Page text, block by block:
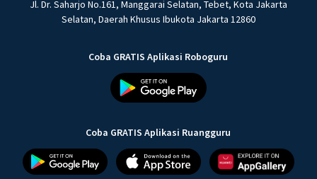
Jl. Dr. Saharjo No.161, Manggarai Selatan, Tebet, Kota Jakarta
Selatan, Daerah Khusus Ibukota Jakarta 12860
Coba GRATIS Aplikasi Roboguru
Coba GRATIS Aplikasi Ruangguru